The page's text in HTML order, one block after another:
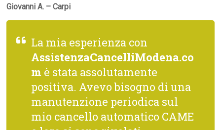
Giovanni A. – Carpi
La mia esperienza con
AssistenzaCancelliModena.co
m è stata assolutamente
positiva. Avevo bisogno di una
manutenzione periodica sul
mio cancello automatico CAME